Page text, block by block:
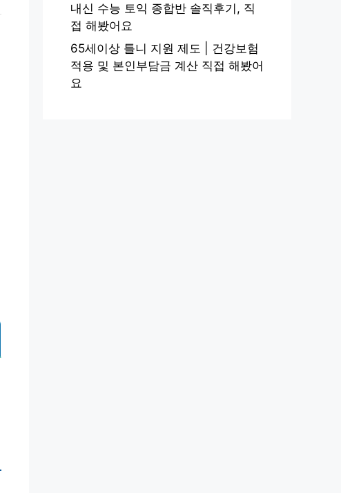
내신 수능 토익 종합반 솔직후기, 직
접 해봤어요
65세이상 틀니 지원 제도 | 건강보험
적용 및 본인부담금 계산 직접 해봤어
요